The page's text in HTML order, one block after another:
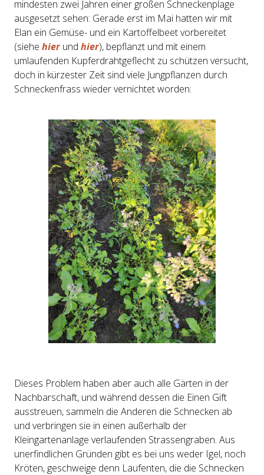
mindesten zwei Jahren einer großen Schneckenplage
ausgesetzt sehen: Gerade erst im Mai hatten wir mit
Elan ein Gemüse- und ein Kartoffelbeet vorbereitet
(siehe hierund hier), bepflanzt und mit einem
umlaufenden Kupferdrahtgeflecht zu schützen versucht,
doch in kürzester Zeit sind viele Jungpflanzen durch
Schneckenfrass wieder vernichtet worden:
Dieses Problem haben aber auch alle Gärten in der
Nachbarschaft, und während dessen die Einen Gift
ausstreuen, sammeln die Anderen die Schnecken ab
und verbringen sie in einen außerhalb der
Kleingartenanlage verlaufenden Strassengraben. Aus
unerfindlichen Gründen gibt es bei uns weder Igel, noch
Kröten, geschweige denn Laufenten, die die Schnecken